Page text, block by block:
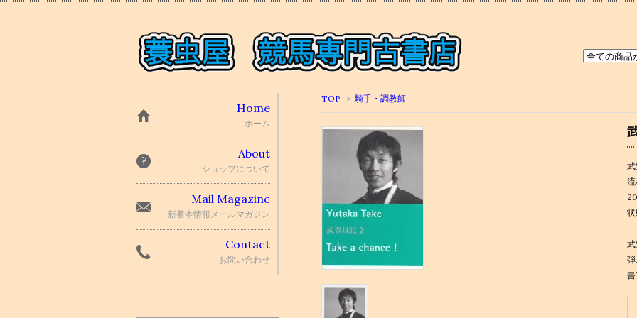
TOP > 騎手・調教師
Home
ホーム
About
ショップについて
Mail Magazine
新着本情報メールマガジン
Contact
お問い合わせ